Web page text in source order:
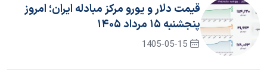
قیمت دلار و یورو مرکز مبادله ایران؛ امروز
پنجشنبه ۱۵ مرداد ۱۴۰۵
1405-05-15